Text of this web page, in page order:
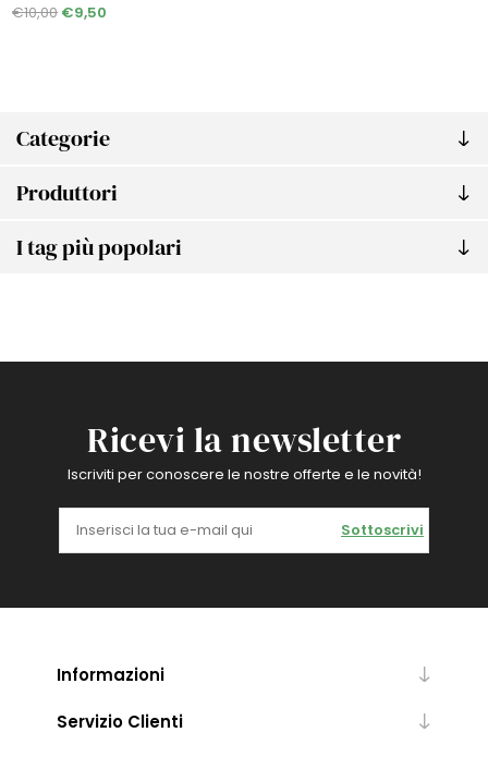
Categorie
Produttori
I tag più popolari
€10,00 €9,50
Ricevi la newsletter
Iscriviti per conoscere le nostre offerte e le novità!
Sottoscrivi
Informazioni
Servizio Clienti